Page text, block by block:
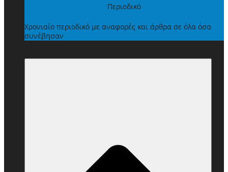
Περιοδικό
Χρονιαίο περιοδικό με αναφορές και άρθρα σε όλα όσα
συνέβησαν